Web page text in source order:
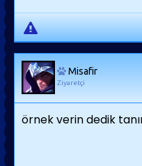
Misafir
Ziyaretçi
örnek verin dedik